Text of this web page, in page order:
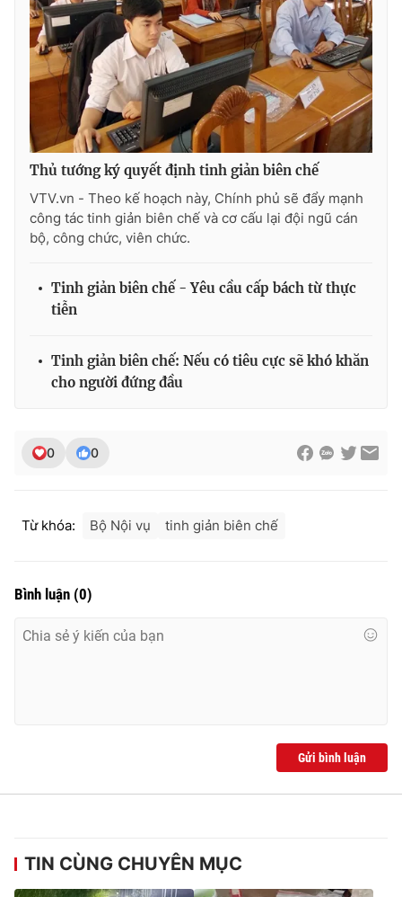
THỜI BÁO VTV
Theo dõi báo trên
Cơ quan chủ quản:Đài Truyền hình Việt Nam
Cơ quan báo chí:
Thời báo VTV
Giấy phép hoạt động báo in và báo điện tử số 483/GP-BTTTT
cấp ngày 29/12/2023
Tổng Biên tập:
Nguyễn Trọng Ninh
Tổng đài VTV:024.38 355 931 - 024.38 355 932
Liên hệ quảng cáo:
Thủ tướng ký quyết định tinh giản biên chế
VTV.vn - Theo kế hoạch này, Chính phủ sẽ đẩy mạnh
công tác tinh giản biên chế và cơ cấu lại đội ngũ cán
bộ, công chức, viên chức.
Tinh giản biên chế - Yêu cầu cấp bách từ thực
tiễn
Tinh giản biên chế: Nếu có tiêu cực sẽ khó khăn
cho người đứng đầu
0 0
Từ khóa: Bộ Nội vụ tinh giản biên chế
Bình luận (0)
Gửi bình luận
TIN CÙNG CHUYÊN MỤC